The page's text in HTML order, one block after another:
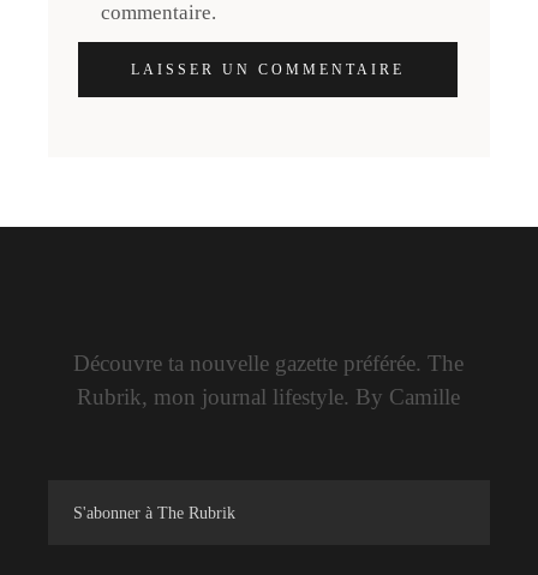
commentaire.
LAISSER UN COMMENTAIRE
Découvre ta nouvelle gazette préférée. The
Rubrik, mon journal lifestyle. By Camille